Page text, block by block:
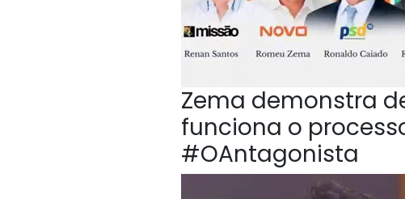
Zema demonstra
funciona o
#OAntagonista